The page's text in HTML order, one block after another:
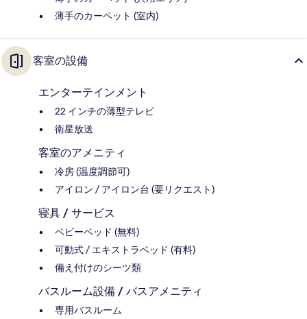
薄手のカーペット (室内)
客室の設備
エンターテインメント
22 インチの薄型テレビ
衛星放送
客室のアメニティ
冷房 (温度調節可)
アイロン / アイロン台 (要リクエスト)
寝具 / サービス
ベビーベッド (無料)
可動式 / エキストラベッド (有料)
備え付けのシーツ類
バスルーム設備 / バスアメニティ
専用バスルーム